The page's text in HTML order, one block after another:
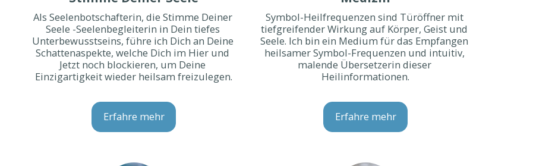
Als Seelenbotschafterin, die Stimme Deiner
Seele -Seelenbegleiterin in Dein tiefes
Unterbewusstseins, führe ich Dich an Deine
Schattenaspekte, welche Dich im Hier und
Jetzt noch blockieren, um Deine
Einzigartigkeit wieder heilsam freizulegen.
Erfahre mehr
Symbol-Heilfrequenzen sind Türöffner mit
tiefgreifender Wirkung auf Körper, Geist und
Seele. Ich bin ein Medium für das Empfangen
heilsamer Symbol-Frequenzen und intuitiv,
malende Übersetzerin dieser
Heilinformationen.
Erfahre mehr